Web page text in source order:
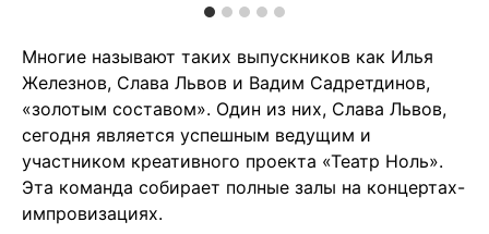
Многие называют таких выпускников как Илья
Железнов, Слава Львов и Вадим Садретдинов,
«золотым составом». Один из них, Слава Львов,
сегодня является успешным ведущим и
участником креативного проекта «Театр Ноль».
Эта команда собирает полные залы на концертах-
импровизациях.